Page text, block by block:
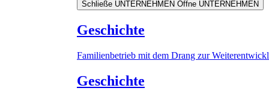
Schließe UNTERNEHMEN Öffne UNTERNEHMEN
Geschichte
Familienbetrieb mit dem Drang zur
Geschichte